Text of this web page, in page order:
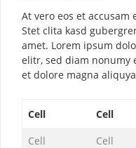
At vero eos et
Stet clita kasd
amet. Lorem ipsum
elitr, sed diam
et dolore magna
Cell Cell
Cell
Cell